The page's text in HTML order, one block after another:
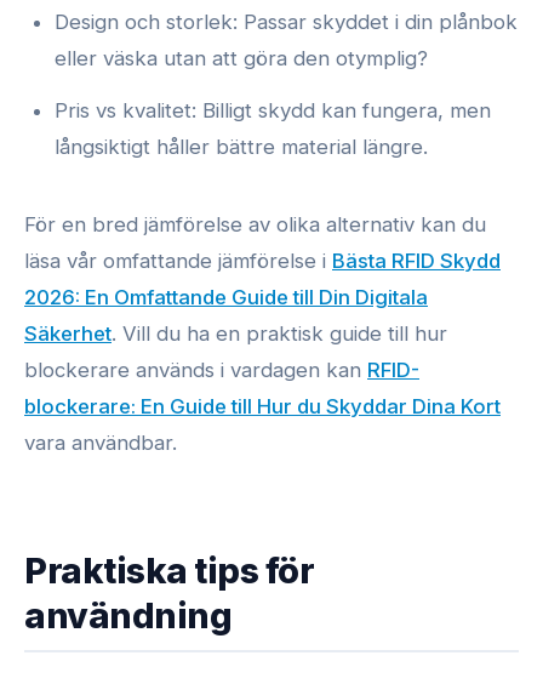
Design och storlek: Passar skyddet i din plånbok
eller väska utan att göra den otymplig?
Pris vs kvalitet: Billigt skydd kan fungera, men
långsiktigt håller bättre material längre.
För en bred jämförelse av olika alternativ kan du
läsa vår omfattande jämförelse i Bästa RFID Skydd
2026: En Omfattande Guide till Din Digitala
Säkerhet. Vill du ha en praktisk guide till hur
blockerare används i vardagen kan RFID-
blockerare: En Guide till Hur du Skyddar Dina Kort
vara användbar.
Praktiska tips för
användning